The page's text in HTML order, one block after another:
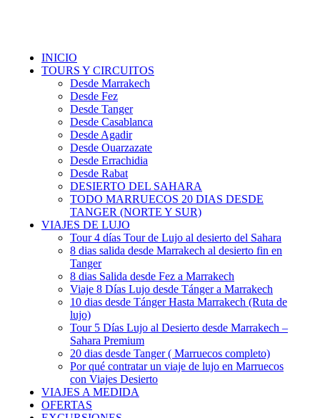
INICIO
TOURS Y CIRCUITOS
Desde Marrakech
Desde Fez
Desde Tanger
Desde Casablanca
Desde Agadir
Desde Ouarzazate
Desde Errachidia
Desde Rabat
DESIERTO DEL SAHARA
TODO MARRUECOS 20 DIAS DESDE
TANGER (NORTE Y SUR)
VIAJES DE LUJO
Tour 4 días Tour de Lujo al desierto del Sahara
8 dias salida desde Marrakech al desierto fin en
Tanger
8 dias Salida desde Fez a Marrakech
Viaje 8 Días Lujo desde Tánger a Marrakech
10 dias desde Tánger Hasta Marrakech (Ruta de
lujo)
Tour 5 Días Lujo al Desierto desde Marrakech –
Sahara Premium
20 dias desde Tanger ( Marruecos completo)
Por qué contratar un viaje de lujo en Marruecos
con Viajes Desierto
VIAJES A MEDIDA
OFERTAS